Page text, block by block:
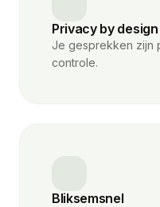
Privacy by design
Je gesprekken zijn
controle.
Bliksemsnel